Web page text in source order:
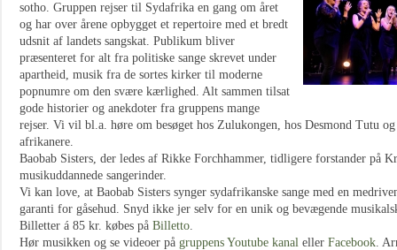
sotho. Gruppen rejser til Sydafrika en gang om året
og har over årene opbygget et repertoire med et bredt
udsnit af landets sangskat. Publikum bliver
præsenteret for alt fra politiske sange skrevet under
apartheid, musik fra de sortes kirker til moderne
popnumre om den svære kærlighed. Alt sammen tilsat
gode historier og anekdoter fra gruppens mange
rejser. Vi vil bl.a. høre om besøget hos Zulukongen, hos Desmond Tutu
afrikanere.
Baobab Sisters, der ledes af Rikke Forchhammer, tidligere forstander på
musikuddannede sangerinder.
Vi kan love, at Baobab Sisters synger sydafrikanske sange med en
garanti for gåsehud. Snyd ikke jer selv for en unik og bevægende
Billetter á 85 kr. købes på Billetto.
Hør musikken og se videoer på gruppens Youtube kanal eller Facebook.